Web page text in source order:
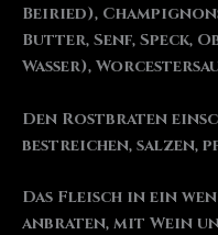
Beiried),
Butter, Senf, Speck,
Wasser),
Den Rostbraten
bestreichen, salzen,
Das Fleisch in ein
anbraten, mit Wein